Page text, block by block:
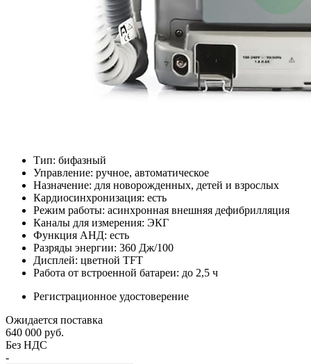
Тип: бифазный
Управление: ручное, автоматическое
Назначение: для новорожденных, детей и взрослых
Кардиосинхронизация: есть
Режим работы: асинхронная внешняя дефибрилляция
Каналы для измерения: ЭКГ
Функция АНД: есть
Разряды энергии: 360 Дж/100
Дисплей: цветной TFT
Работа от встроенной батареи: до 2,5 ч
Регистрационное удостоверение
Ожидается поставка
640 000 руб.
Без НДС
-